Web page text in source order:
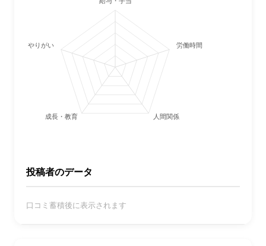
労働時間・休日
人間関係
成長・教育
やりがい
投稿者のデータ
口コミ蓄積後に表示されます